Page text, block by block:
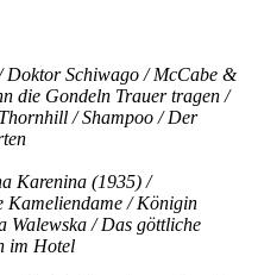
Doktor Schiwago / McCabe &
die Gondeln Trauer tragen /
/ Shampoo / Der
Karenina (1935) /
Kameliendame / Königin
Walewska / Das göttliche
im Hotel